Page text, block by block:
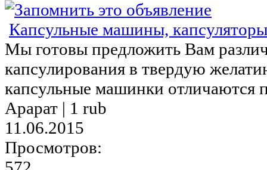
Капсульные машины, капсуляторы
Мы готовы предложить Вам
капсулирования в твердую
капсульные машинки отличаются
Арарат | 1 rub
11.06.2015
Просмотров: